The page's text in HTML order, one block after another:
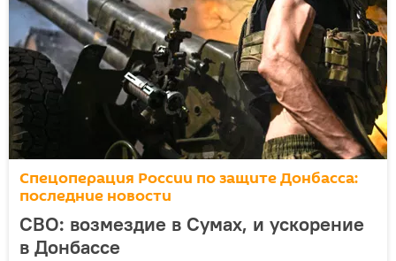
Спецоперация России по защите Донбасса:
последние новости
СВО: возмездие в Сумах, и ускорение
в Донбассе